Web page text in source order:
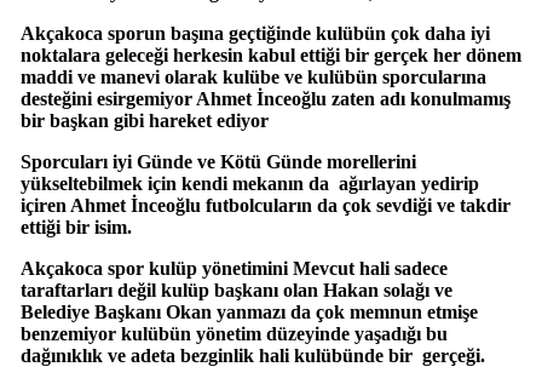
Akçakoca sporun başına geçtiğinde kulübün çok daha iyi
noktalara geleceği herkesin kabul ettiği bir gerçek her dönem
maddi ve manevi olarak kulübe ve kulübün sporcularına
desteğini esirgemiyor Ahmet İnceoğlu zaten adı konulmamış
bir başkan gibi hareket ediyor
Sporcuları iyi Günde ve Kötü Günde morellerini
yükseltebilmek için kendi mekanın da ağırlayan yedirip
içiren Ahmet İnceoğlu futbolcuların da çok sevdiği ve takdir
ettiği bir isim.
Akçakoca spor kulüp yönetimini Mevcut hali sadece
taraftarları değil kulüp başkanı olan Hakan solağı ve
Belediye Başkanı Okan yanmazı da çok memnun etmişe
benzemiyor kulübün yönetim düzeyinde yaşadığı bu
dağınıklık ve adeta bezginlik hali kulübünde bir gerçeği.